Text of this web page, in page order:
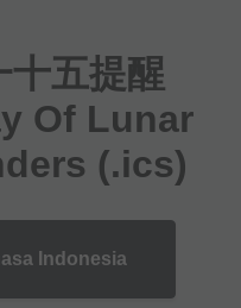
十五提醒
Of Lunar
(.ics)
Indonesia